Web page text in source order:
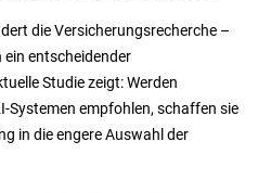
die Versicherungsrecherche –
entscheidender
Studie zeigt: Werden
Systemen empfohlen, schaffen sie
in die engere Auswahl der